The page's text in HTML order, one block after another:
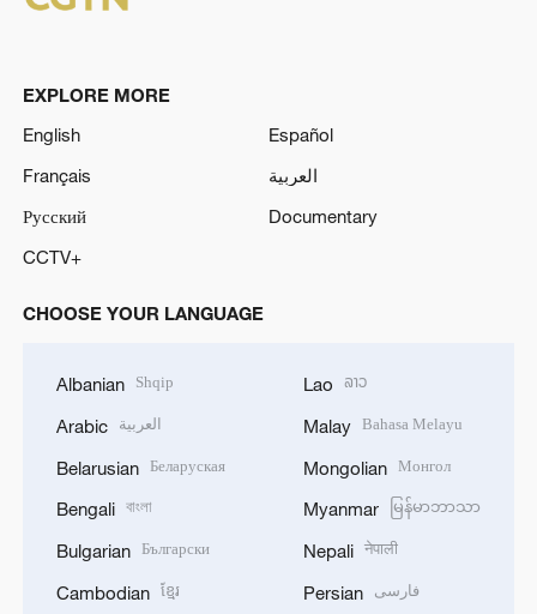
EXPLORE MORE
English
Español
Français
العربية
Русский
Documentary
CCTV+
CHOOSE YOUR LANGUAGE
Albanian Shqip
Arabic العربية
Belarusian Беларуская
Bengali বাংলা
Bulgarian Български
Cambodian ខ្មែរ
Lao ລາວ
Malay Bahasa Melayu
Mongolian Монгол
Myanmar မြန်မာဘာသာ
Nepali नेपाली
Persian فارسی